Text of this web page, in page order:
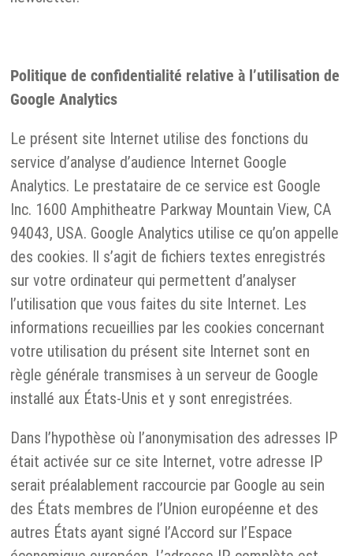
Politique de confidentialité relative à l’utilisation de
Google Analytics
Le présent site Internet utilise des fonctions du
service d’analyse d’audience Internet Google
Analytics. Le prestataire de ce service est Google
Inc. 1600 Amphitheatre Parkway Mountain View, CA
94043, USA. Google Analytics utilise ce qu’on appelle
des cookies. Il s’agit de fichiers textes enregistrés
sur votre ordinateur qui permettent d’analyser
l’utilisation que vous faites du site Internet. Les
informations recueillies par les cookies concernant
votre utilisation du présent site Internet sont en
règle générale transmises à un serveur de Google
installé aux États-Unis et y sont enregistrées.
Dans l’hypothèse où l’anonymisation des adresses IP
était activée sur ce site Internet, votre adresse IP
serait préalablement raccourcie par Google au sein
des États membres de l’Union européenne et des
autres États ayant signé l’Accord sur l’Espace